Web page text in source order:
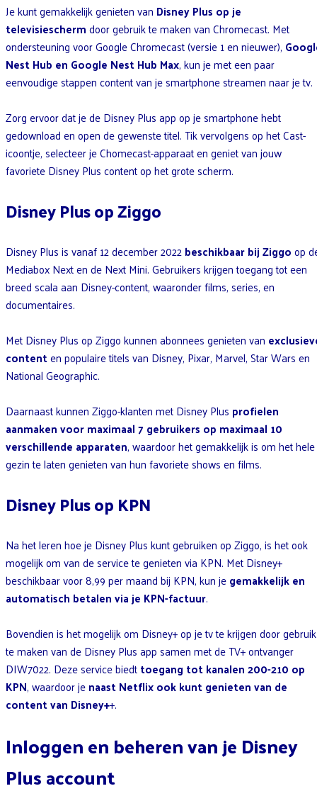
Je kunt gemakkelijk genieten van Disney Plus op je
televisieschermdoor gebruik te maken van Chromecast. Met
ondersteuning voor Google Chromecast (versie 1 en nieuwer),
Nest Hub en Google Nest Hub Max, kun je met een paar
eenvoudige stappen content van je smartphone streamen naar je tv.
Zorg ervoor dat je de Disney Plus app op je smartphone hebt
gedownload en open de gewenste titel. Tik vervolgens op het Cast-
icoontje, selecteer je Chomecast-apparaat en geniet van jouw
favoriete Disney Plus content op het grote scherm.
Disney Plus op Ziggo
Disney Plus is vanaf 12 december 2022beschikbaar bij Ziggoop
Mediabox Next en de Next Mini. Gebruikers krijgen toegang tot een
breed scala aan Disney-content, waaronder films, series, en
documentaires.
Met Disney Plus op Ziggo kunnen abonnees genieten van
contenten populaire titels van Disney, Pixar, Marvel, Star Wars en
National Geographic.
Daarnaast kunnen Ziggo-klanten met Disney Plus profielen
aanmaken voor maximaal 7 gebruikers op maximaal 10
verschillende apparaten, waardoor het gemakkelijk is om het hele
gezin te laten genieten van hun favoriete shows en films.
Disney Plus op KPN
Na het leren hoe je Disney Plus kunt gebruiken op Ziggo, is het ook
mogelijk om van de service te genieten via KPN. Met Disney+
beschikbaar voor 8,99 per maand bij KPN, kun jegemakkelijk en
automatisch betalen via je KPN-factuur.
Bovendien is het mogelijk om Disney+ op je tv te krijgen door gebruik
te maken van de Disney Plus app samen met de TV+ ontvanger
DIW7022. Deze service biedttoegang tot kanalen 200-210 op
KPN, waardoor jenaast Netflix ook kunt genieten van de
content van Disney++.
Inloggen en beheren van je Disney
Plus account